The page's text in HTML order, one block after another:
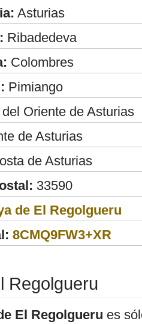
Asturias
Ribadedeva
Colombres
Pimiango
Oriente de Asturias
de Asturias
de Asturias
33590
de El Regolgueru
8CMQ9FW3+XR
Regolgueru
El Regolgueru es